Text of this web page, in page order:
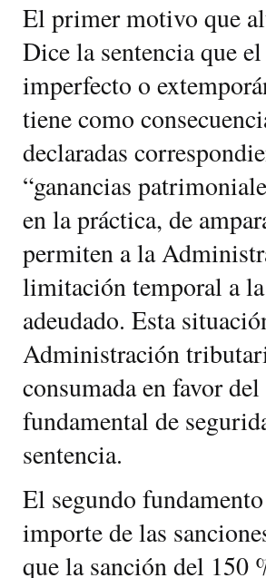
El primer motivo que
Dice la sentencia que
imperfecto o
tiene como
declaradas
“ganancias
en la práctica, de
permiten a la
limitación temporal a
adeudado. Esta
Administración
consumada en favor
fundamental de
sentencia.
El segundo
importe de las
que la sanción del 150